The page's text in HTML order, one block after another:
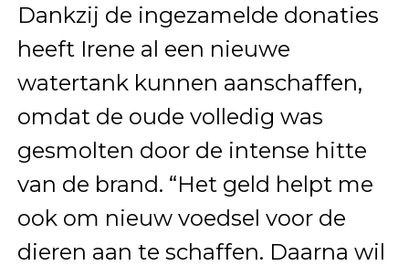
Dankzij de ingezamelde donaties
heeft Irene al een nieuwe
watertank kunnen aanschaffen,
omdat de oude volledig was
gesmolten door de intense hitte
van de brand. “Het geld helpt me
ook om nieuw voedsel voor de
dieren aan te schaffen. Daarna wil